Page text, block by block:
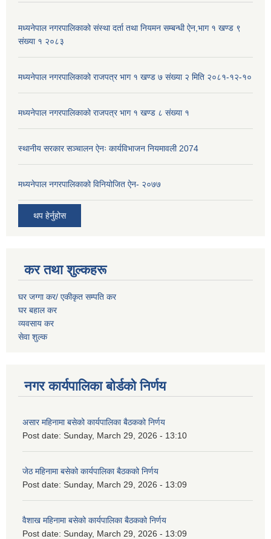
मध्यनेपाल नगरपालिकाको संस्था दर्ता तथा नियमन सम्बन्धी ऐन,भाग १ खण्ड ९
संख्या १ २०८३
मध्यनेपाल नगरपालिकाको राजपत्र भाग १ खण्ड ७ संख्या २ मिति २०८१-१२-१०
मध्यनेपाल नगरपालिकाको राजपत्र भाग १ खण्ड ८ संख्या १
स्थानीय सरकार सञ्चालन ऐनः कार्यविभाजन नियमावली 2074
मध्यनेपाल नगरपालिकाको विनियोजित ऐन- २०७७
थप हेर्नुहोस
कर तथा शुल्कहरू
घर जग्गा कर/ एकीकृत सम्पति कर
घर बहाल कर
व्यवसाय कर
सेवा शुल्क
नगर कार्यपालिका बोर्डको निर्णय
असार महिनामा बसेको कार्यपालिका बैठकको निर्णय
Post date: Sunday, March 29, 2026 - 13:10
जेठ महिनामा बसेको कार्यपालिका बैठकको निर्णय
Post date: Sunday, March 29, 2026 - 13:09
वैशाख महिनामा बसेको कार्यपालिका बैठकको निर्णय
Post date: Sunday, March 29, 2026 - 13:09